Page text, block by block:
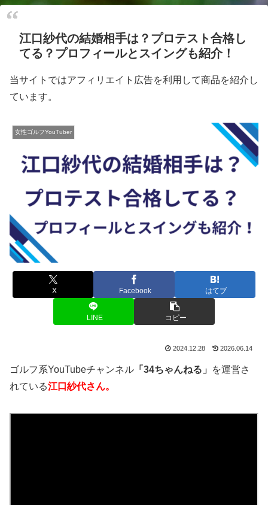
江口紗代の結婚相手は？プロテスト合格し
てる？プロフィールとスイングも紹介！
当サイトではアフィリエイト広告を利用して商品を紹介し
ています。
女性ゴルフYouTuber
X Facebook はてブ
LINE コピー
2024.12.28 2026.06.14
ゴルフ系YouTubeチャンネル 「34ちゃんねる」
を運営さ
れている江口紗代さん。